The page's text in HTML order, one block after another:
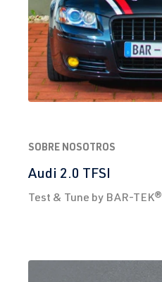
SOBRE NOSOTROS
Audi 2.0 TFSI
Test & Tune by BAR-TEK®